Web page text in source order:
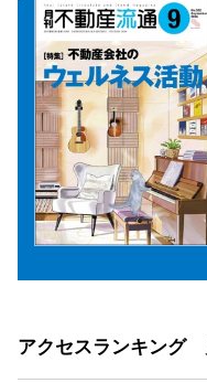
アクセスランキング